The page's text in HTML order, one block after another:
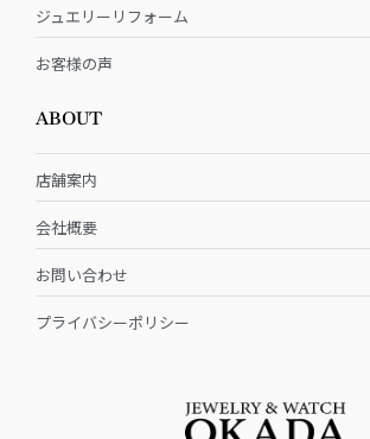
ジュエリーリフォーム
お客様の声
ABOUT
店舗案内
会社概要
お問い合わせ
プライバシーポリシー